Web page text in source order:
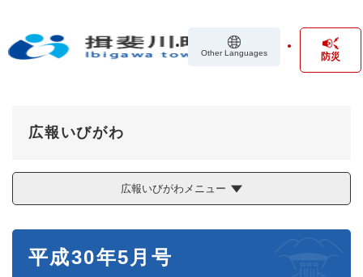
の
Other Languages 防災
広報いびがわ
広報いびがわメニュー
平成30年5月号